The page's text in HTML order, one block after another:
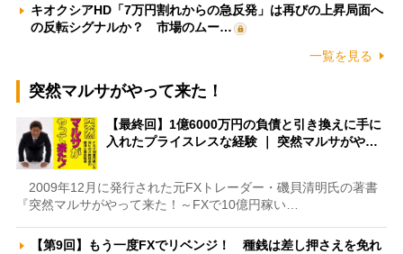
キオクシアHD「7万円割れからの急反発」は再びの上昇局面へ
の反転シグナルか？ 市場のムー…
一覧を見る
突然マルサがやって来た！
【最終回】1億6000万円の負債と引き換えに手に
入れたプライスレスな経験 ｜ 突然マルサがや…
2009年12月に発行された元FXトレーダー・磯貝清明氏の著書
『突然マルサがやって来た！～FXで10億円稼い…
【第9回】もう一度FXでリベンジ！ 種銭は差し押さえを免れ